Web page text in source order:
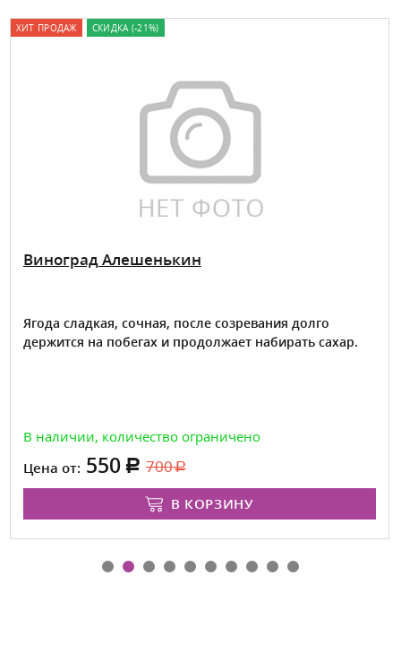
ХИТ ПРОДАЖ СКИДКА (-21%)
Виноград Алешенькин
Ягода сладкая, сочная, после созревания долго
держится на побегах и продолжает набирать сахар.
В наличии, количество ограничено
Цена от: 550 700
В КОРЗИНУ